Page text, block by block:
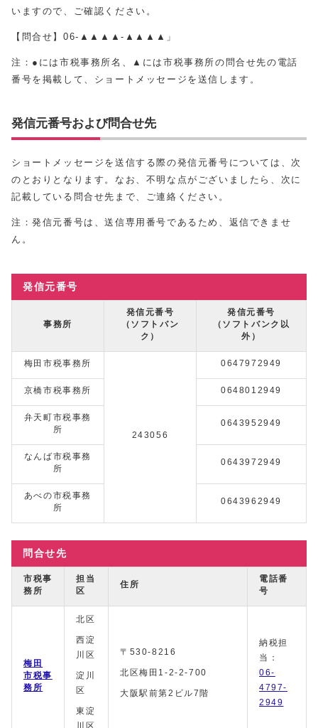
いますので、ご確認ください。
【問合せ】06-▲▲▲▲-▲▲▲▲」
注：●には市税事務所名、▲には市税事務所の問合せ先の電話
番号を掲載して、ショートメッセージを送信します。
発信元番号および問合せ先
ショートメッセージを送信する際の発信元番号については、次
のとおりとなります。なお、不明な点がございましたら、次に
記載している問合せ先まで、ご連絡ください。
注：発信元番号は、送信専用番号であるため、返信できませ
ん。
発信元番号
事務所
発信元番号
（ソフトバン
ク）
発信元番号
（ソフトバンク以
外）
梅田市税事務所
243056
0647972949
京橋市税事務所 0648012949
弁天町市税事務
所
0643952949
なんば市税事務
所
0643972949
あべの市税事務
所
0643962949
問合せ先
市税事
務所
担当
区
住所
電話番
号
梅田
市税事
務所
北区
西淀
川区
淀川
区
東淀
川区
〒530‐8216
北区梅田1-2-2-700
大阪駅前第2ビル7階
納税担
当：
06-
4797-
2949